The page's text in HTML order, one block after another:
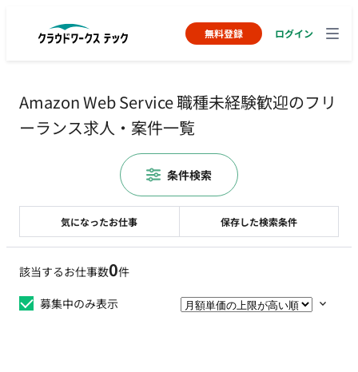
無料登録 ログイン
Amazon Web Service 職種未経験歓迎のフリ
ーランス求人・案件一覧
該当するお仕事数0件
募集中のみ表示
気になったお仕事 保存した検索条件
条件検索